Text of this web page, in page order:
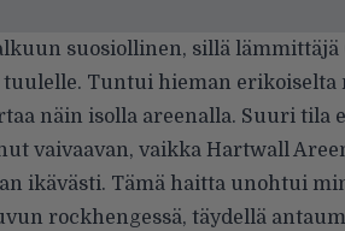
suosiollinen, sillä lämmittäjä
Tuntui hieman erikoiselta
näin isolla areenalla. Suuri tila
vaivaavan, vaikka Hartwall
ikävästi. Tämä haitta unohtui
rockhengessä, täydellä